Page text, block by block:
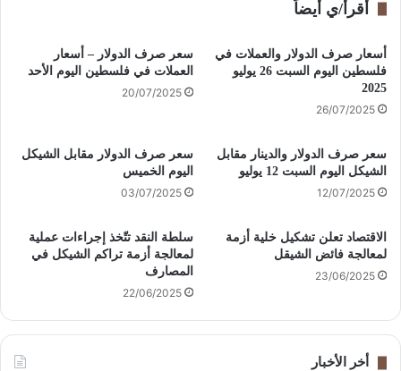
أقرأ/ي أيضاً
أسعار صرف الدولار والعملات في
فلسطين اليوم السبت 26 يوليو
2025
26/07/2025
سعر صرف الدولار – أسعار
العملات في فلسطين اليوم الأحد
20/07/2025
سعر صرف الدولار والدينار مقابل
الشيكل اليوم السبت 12 يوليو
12/07/2025
سعر صرف الدولار مقابل الشيكل
اليوم الخميس
03/07/2025
الاقتصاد تعلن تشكيل خلية أزمة
لمعالجة فائض الشيقل
23/06/2025
سلطة النقد تتّخذ إجراءات عملية
لمعالجة أزمة تراكم الشيكل في
المصارف
22/06/2025
أخر الأخبار